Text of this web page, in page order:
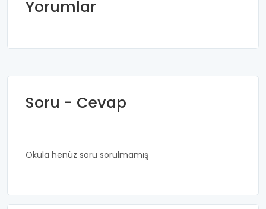
Yorumlar
Soru - Cevap
Okula henüz soru sorulmamış